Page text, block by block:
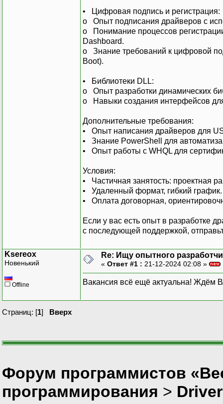
• Цифровая подпись и регистрация:
o Опыт подписания драйверов с
o Понимание процессов
Dashboard.
o Знание требований к цифровой
Boot).
• Библиотеки DLL:
o Опыт разработки динамических
o Навыки создания интерфейсов
Дополнительные требования:
• Опыт написания драйверов для
• Знание PowerShell для
• Опыт работы с WHQL для
Условия:
• Частичная занятость: проектная
• Удаленный формат, гибкий график.
• Оплата договорная,
Если у вас есть опыт в разработке
с последующей поддержкой,
Ksereox
Новенький
Offline
Re: Ищу опытного
« Ответ #1 : 21-12-2024 02:08 »
Вакансия всё ещё актуальна! Ждём
Страниц: [1] Вверх
Форум программистов
программирования >